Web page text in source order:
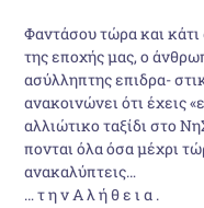
Φαντάσου τώρα και
της εποχής μας, ο
ασύλληπτης επιδρα-
ανακοινώνει ότι έχεις
αλλιώτικο ταξίδι στο
πονται όλα όσα μέχρι
ανακαλύπτεις…
… τ η ν Α λ ή θ ε ι α .